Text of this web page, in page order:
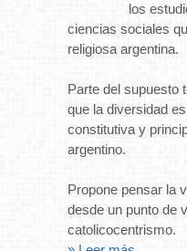
los
ciencias sociales
religiosa argentina.
Parte del supuesto
que la diversidad
constitutiva y
argentino.
Propone pensar la
desde un punto de
catolicocentrismo.